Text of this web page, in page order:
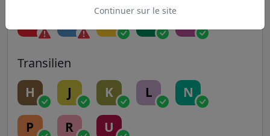
Transilien
H J K L N
P R U
Continuer sur le site